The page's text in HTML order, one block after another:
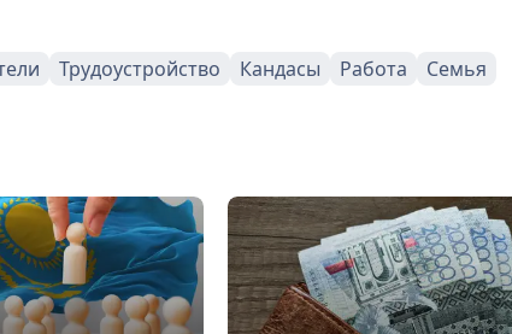
Трудоустройство Кандасы Работа
Семья